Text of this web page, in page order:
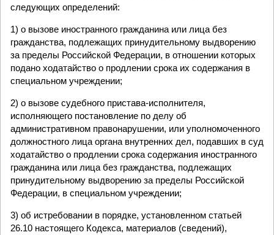
следующих определений:
1) о вызове иностранного гражданина или лица без
гражданства, подлежащих принудительному выдворению
за пределы Российской Федерации, в отношении которых
подано ходатайство о продлении срока их содержания в
специальном учреждении;
2) о вызове судебного пристава-исполнителя,
исполняющего постановление по делу об
административном правонарушении, или уполномоченного
должностного лица органа внутренних дел, подавших в суд
ходатайство о продлении срока содержания иностранного
гражданина или лица без гражданства, подлежащих
принудительному выдворению за пределы Российской
Федерации, в специальном учреждении;
3) об истребовании в порядке, установленном статьей
26.10 настоящего Кодекса, материалов (сведений),